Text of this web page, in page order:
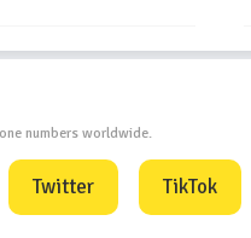
numbers worldwide.
Twitter TikTok